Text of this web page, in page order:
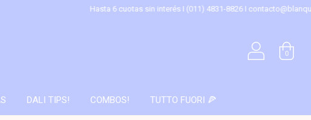
Hasta 6 cuotas sin interés I (011) 4831-8826 I
0
DALI TIPS! COMBOS! TUTTO FUORI 🍕